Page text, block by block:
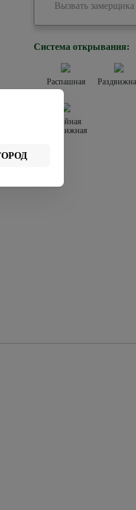
Вызвать замерщика
Система открывания:
Распашная
Двойная
раздвижная